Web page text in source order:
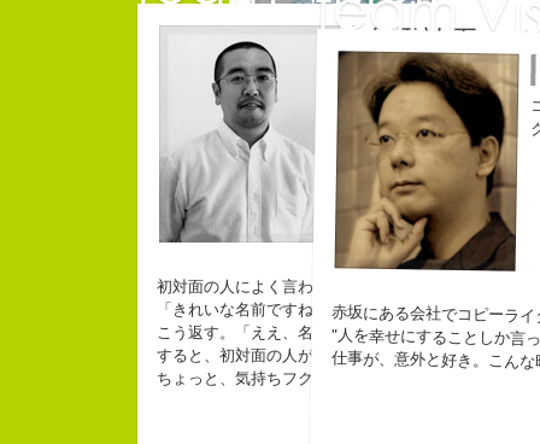
なにがしか書いていられるしご
幸せでとっても怖いですが、き
生きられてる私は幸せなのかも
コピーライ
長崎県五島市出身
３６歳
「五島列島はよいところです。
みなさん一度お出かけください。」
名雪祐平
コピーライター
クリエイティブディレク
初対面の人によく言われる。
「きれいな名前ですね」
こう返す。「ええ、名前だけは」
すると、初対面の人が笑ってくれる。
ちょっと、気持ちフクザツであるのだが。
赤坂にある会社でコピーラ
"人を幸せにすることしか言
仕事が、意外と好き。こん